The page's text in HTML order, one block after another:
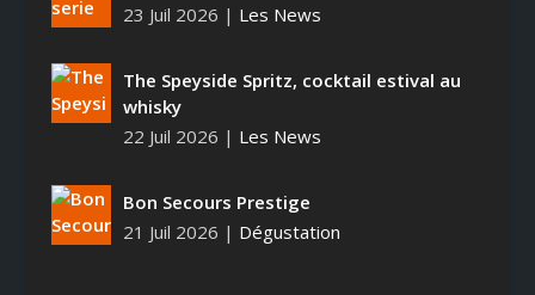
23 Juil 2026 | Les News
The Speyside Spritz, cocktail estival au
whisky
22 Juil 2026 | Les News
Bon Secours Prestige
21 Juil 2026 | Dégustation